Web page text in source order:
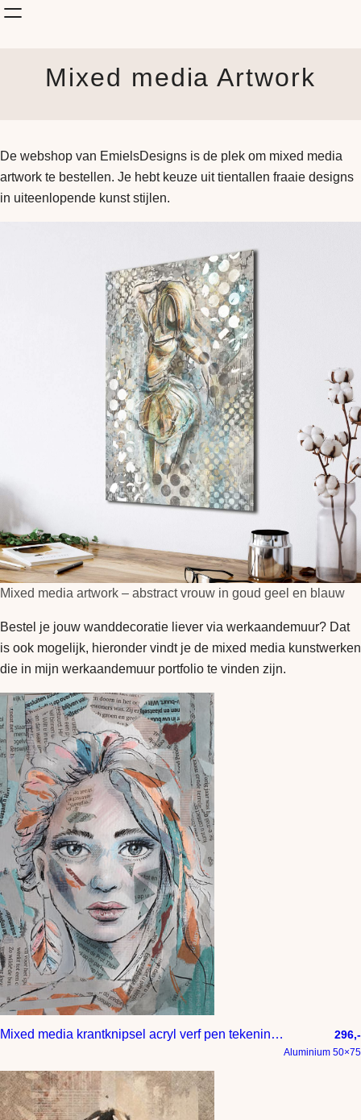
Onderwerp
How it is made
Jouw Muur
Mixed media Artwork
De webshop van EmielsDesigns is de plek om mixed media
artwork te bestellen. Je hebt keuze uit tientallen fraaie designs
in uiteenlopende kunst stijlen.
Mixed media artwork – abstract vrouw in goud geel en blauw
Bestel je jouw wanddecoratie liever via werkaandemuur? Dat
is ook mogelijk, hieronder vindt je de mixed media kunstwerken
die in mijn werkaandemuur portfolio te vinden zijn.
Mixed media krantknipsel acryl verf pen tekening en digitaal tekenen 296,-
Aluminium 50×75